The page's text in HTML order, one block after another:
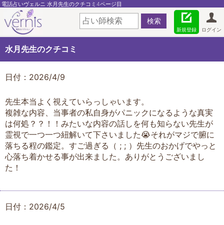
電話占いヴェルニ 水月先生のクチコミ4ページ目
ログイン
新規登録
水月先生のクチコミ
日付：2026/4/9
先生本当よく視えていらっしゃいます。
複雑な内容、当事者の私自身がパニックになるような真実
は何処？？！！みたいな内容の話しを何も知らない先生が
霊視で一つ一つ紐解いて下さいました😭それがマジで腑に
落ちる程の鑑定。すご過ぎる（ ; ; ）先生のおかげでやっと
心落ち着かせる事が出来ました。ありがとうございまし
た！
日付：2026/4/5